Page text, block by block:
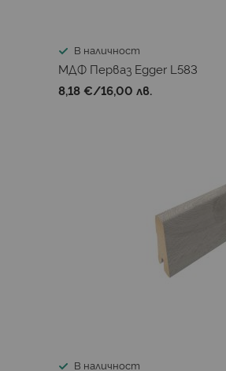
В наличност
МДФ Перваз Egger L583
8,18 €/16,00 лв.
В наличност